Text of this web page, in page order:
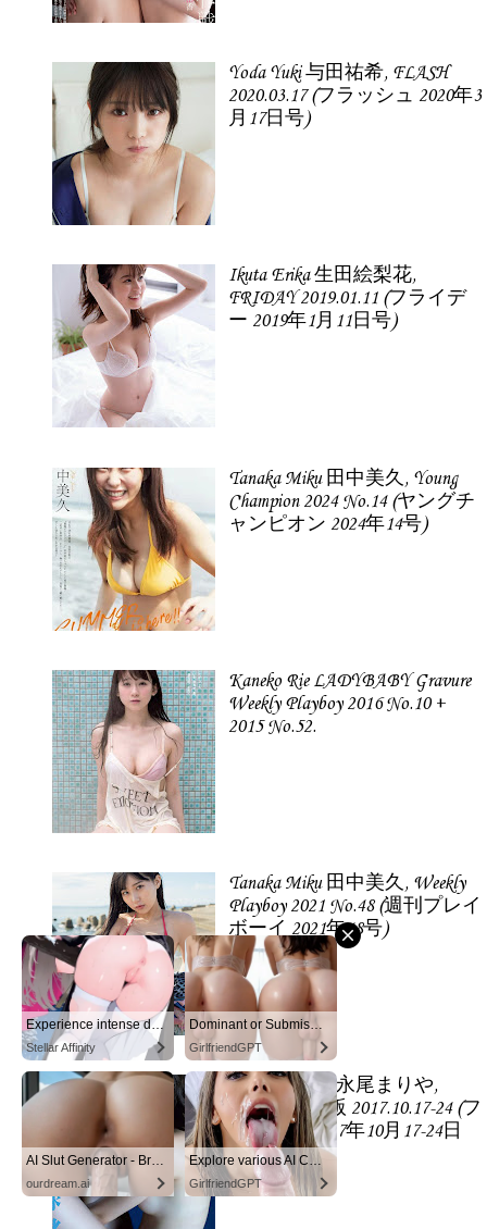
Experience intense desire for girls anytime, anywhere.
Stellar Affinity
Dominant or Submissive? Cold or Wild?
GirlfriendGPT
AI Slut Generator - Bring your Fantasies to life 🔥
ourdream.ai
Explore various AI Characters on GirlfriendGPT
GirlfriendGPT
Yoda Yuki 与田祐希, FLASH
2020.03.17 (フラッシュ 2020年3
月17日号)
Ikuta Erika 生田絵梨花,
FRIDAY 2019.01.11 (フライデ
ー 2019年1月11日号)
Tanaka Miku 田中美久, Young
Champion 2024 No.14 (ヤングチ
ャンピオン 2024年14号)
Kaneko Rie LADYBABY Gravure
Weekly Playboy 2016 No.10 +
2015 No.52.
Tanaka Miku 田中美久, Weekly
Playboy 2021 No.48 (週刊プレイ
ボーイ 2021年48号)
Nagao Mariya 永尾まりや,
FLASH 電子版 2017.10.17-24 (フ
ラッシュ 2017年10月17-24日
号)